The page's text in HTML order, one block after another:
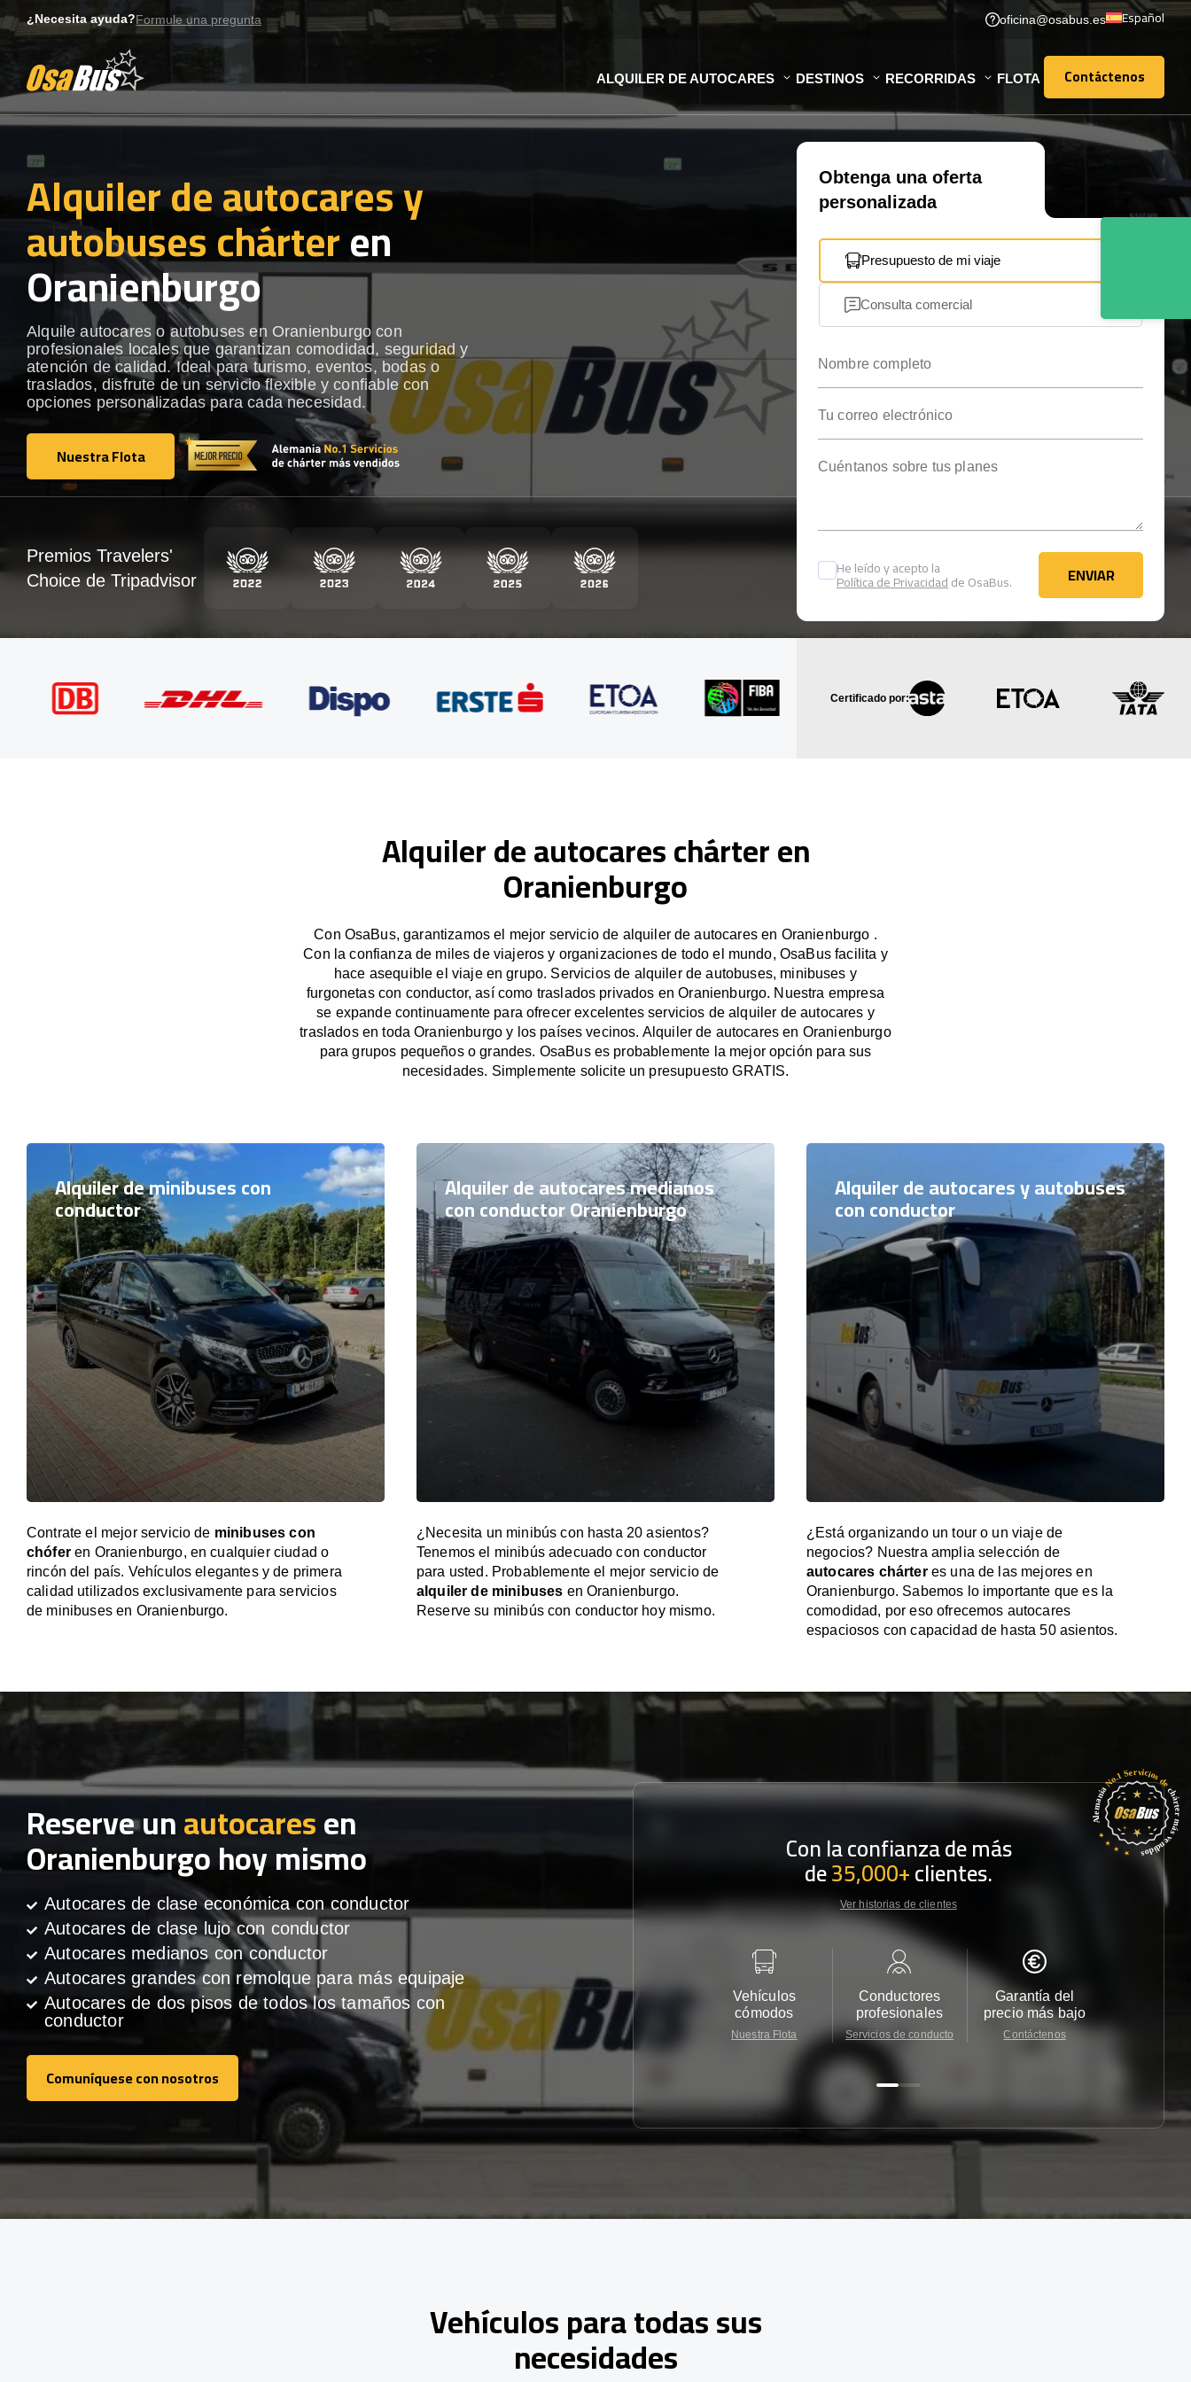
to
¿Necesita ayuda?Formule una pregunta oficina@osabus.es Español
ALQUILER DE AUTOCARES DESTINOS RECORRIDAS FLOTA Contáctenos
Contáctenos
Alquiler de autocares y
autobuses chárteren
Oranienburgo
Alquile autocares o autobuses en Oranienburgo con
profesionales locales que garantizan comodidad, seguridad y
atención de calidad. Ideal para turismo, eventos, bodas o
traslados, disfrute de un servicio flexible y confiable con
opciones personalizadas para cada necesidad.
Nuestra Flota
Nuestra Flota
Obtenga una oferta
personalizada
Presupuesto de mi viaje
Consulta comercial
He leído y acepto la
Política de Privacidadde OsaBus. ENVIAR
ENVIAR
Premios Travelers'
Choice de Tripadvisor
Certificado por:
Alquiler de autocares chárter en
Oranienburgo
Con OsaBus, garantizamos el mejor servicio de alquiler de autocares en Oranienburgo .
Con la confianza de miles de viajeros y organizaciones de todo el mundo, OsaBus facilita y
hace asequible el viaje en grupo. Servicios de alquiler de autobuses, minibuses y
furgonetas con conductor, así como traslados privados en Oranienburgo. Nuestra empresa
se expande continuamente para ofrecer excelentes servicios de alquiler de autocares y
traslados en toda Oranienburgo y los países vecinos. Alquiler de autocares en Oranienburgo
para grupos pequeños o grandes. OsaBus es probablemente la mejor opción para sus
necesidades. Simplemente solicite un presupuesto GRATIS.
Alquiler de minibuses con
conductor
Contrate el mejor servicio de minibuses con
chóferen Oranienburgo, en cualquier ciudad o
rincón del país. Vehículos elegantes y de primera
calidad utilizados exclusivamente para servicios
de minibuses en Oranienburgo.
Alquiler de autocares medianos
con conductor Oranienburgo
¿Necesita un minibús con hasta 20 asientos?
Tenemos el minibús adecuado con conductor
para usted. Probablemente el mejor servicio de
alquiler de minibuses en Oranienburgo.
Reserve su minibús con conductor hoy mismo.
Alquiler de autocares y autobuses
con conductor
¿Está organizando un tour o un viaje de
negocios? Nuestra amplia selección de
autocares chárteres una de las mejores en
Oranienburgo. Sabemos lo importante que es la
comodidad, por eso ofrecemos autocares
espaciosos con capacidad de hasta 50 asientos.
Reserve unautocaresen
Oranienburgo hoy mismo
Autocares de clase económica con conductor
Autocares de clase lujo con conductor
Autocares medianos con conductor
Autocares grandes con remolque para más equipaje
Autocares de dos pisos de todos los tamaños con
conductor
Comuníquese con nosotros
Comuníquese con nosotros
Con la confianza de más
de35,000+clientes.
Ver historias de clientes
Vehículos
cómodos
Nuestra Flota
Conductores
profesionales
Servicios de conducto
Garantía del
precio más bajo
Contáctenos
Vehículos para todas sus
necesidades